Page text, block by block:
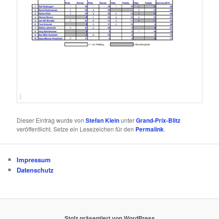
Dieser Eintrag wurde vonStefan KleinunterGrand-Prix-Blitz
veröffentlicht. Setze ein Lesezeichen für den Permalink.
Impressum
Datenschutz